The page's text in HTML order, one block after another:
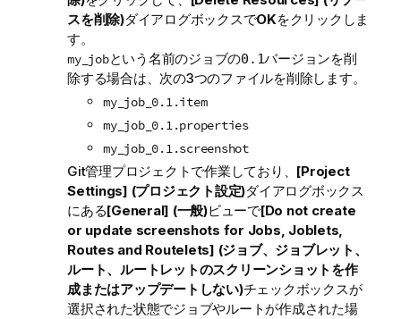
スを削除)ダイアログボックスでOKをクリックしま
す。
my_jobという名前のジョブの0.1バージョンを削
除する場合は、次の3つのファイルを削除します。
my_job_0.1.item
my_job_0.1.properties
my_job_0.1.screenshot
Git管理プロジェクトで作業しており、 [Project
Settings] (プロジェクト設定)ダイアログボックス
にある[General] (一般)ビューで[Do not create
or update screenshots for Jobs, Joblets,
Routes and Routelets] (ジョブ、ジョブレット、
ルート、ルートレットのスクリーンショットを作
成またはアップデートしない)チェックボックスが
選択された状態でジョブやルートが作成された場